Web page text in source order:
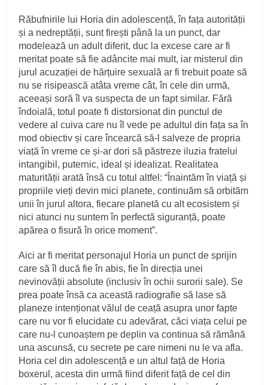
Răbufnirile lui Horia din adolescență, în fața autorității
și a nedreptății, sunt firești până la un punct, dar
modelează un adult diferit, duc la excese care ar fi
meritat poate să fie adâncite mai mult, iar misterul din
jurul acuzației de hărțuire sexuală ar fi trebuit poate să
nu se risipească atâta vreme cât, în cele din urmă,
aceeași soră îl va suspecta de un fapt similar. Fără
îndoială, totul poate fi distorsionat din punctul de
vedere al cuiva care nu îl vede pe adultul din fața sa în
mod obiectiv și care încearcă să-l salveze de propria
viață în vreme ce și-ar dori să păstreze iluzia fratelui
intangibil, puternic, ideal și idealizat. Realitatea
maturității arată însă cu totul altfel: “Înaintăm în viață și
propriile vieți devin mici planete, continuăm să orbităm
unii în jurul altora, fiecare planetă cu alt ecosistem și
nici atunci nu suntem în perfectă siguranță, poate
apărea o fisură în orice moment”.
Aici ar fi meritat personajul Horia un punct de sprijin
care să îl ducă fie în abis, fie în direcția unei
nevinovății absolute (inclusiv în ochii surorii sale). Se
prea poate însă ca această radiografie să lase să
planeze intenționat vălul de ceață asupra unor fapte
care nu vor fi elucidate cu adevărat, căci viața celui pe
care nu-l cunoaștem pe deplin va continua să rămână
una ascunsă, cu secrete pe care nimeni nu le va afla.
Horia cel din adolescență e un altul față de Horia
boxerul, acesta din urmă fiind diferit față de cel din